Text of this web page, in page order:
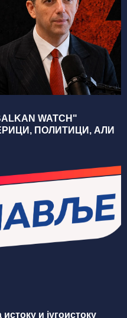
WATCH"
ПОЛИТИЦИ, АЛИ
и југоистоку